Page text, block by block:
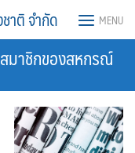
าติ จำกัด MENU
มาชิกของสหกรณ์